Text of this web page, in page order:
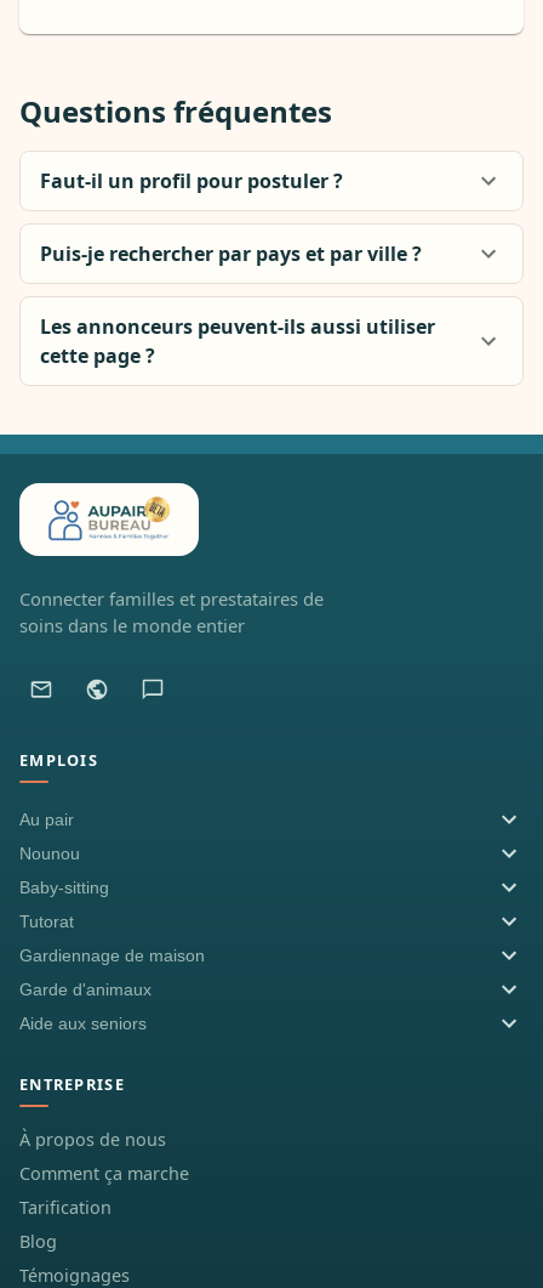
Questions fréquentes
Faut-il un profil pour postuler ?
Puis-je rechercher par pays et par ville ?
Les annonceurs peuvent-ils aussi utiliser
cette page ?
Connecter familles et prestataires de
soins dans le monde entier
EMPLOIS
Au pair
Nounou
Baby-sitting
Tutorat
Gardiennage de maison
Garde d'animaux
Aide aux seniors
ENTREPRISE
À propos de nous
Comment ça marche
Tarification
Blog
Témoignages